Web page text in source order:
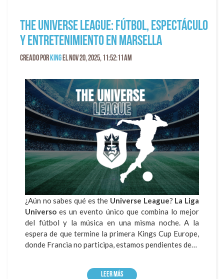
The Universe League: fútbol, espectáculo
y entretenimiento en Marsella
Creado por King el Nov 20, 2025, 11:52:11 AM
¿Aún no sabes qué es the Universe League? La Liga
Universo es un evento único que combina lo mejor
del fútbol y la música en una misma noche. A la
espera de que termine la primera Kings Cup Europe,
donde Francia no participa, estamos pendientes de…
Leer más